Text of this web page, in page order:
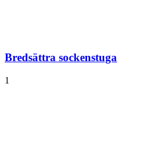
Bredsättra sockenstuga
1